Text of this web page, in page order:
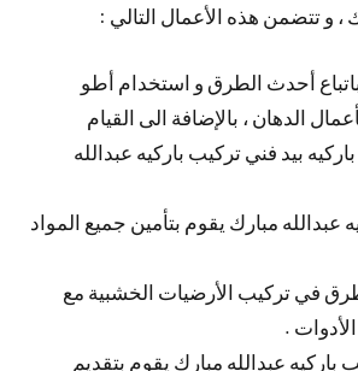
، و تتضمن هذه الأعمال التالي :
أحدث الطرق و استخدام أطو
الدهان ، بالإضافة الى القيام
بيد فني تركيب باركيه عبدالله
عبدالله مبارك يقوم بتأمين جميع المواد
في تركيب الأرضيات الخشبية مع
.
باركيه عبدالله مبارك يقوم بتقديم